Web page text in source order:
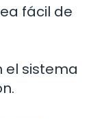
fácil de
el sistema